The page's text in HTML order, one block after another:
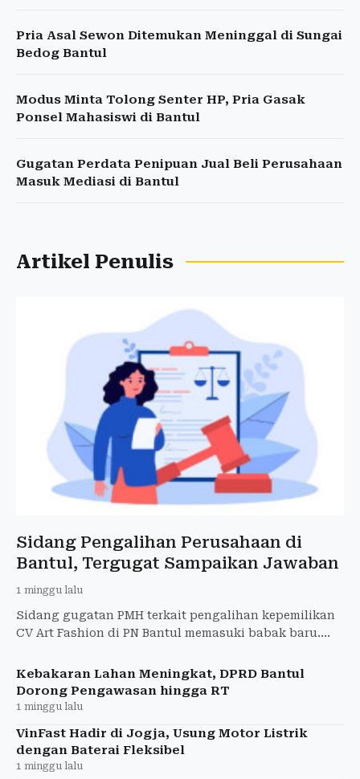
Pria Asal Sewon Ditemukan Meninggal di Sungai
Bedog Bantul
Modus Minta Tolong Senter HP, Pria Gasak
Ponsel Mahasiswi di Bantul
Gugatan Perdata Penipuan Jual Beli Perusahaan
Masuk Mediasi di Bantul
Artikel Penulis
Sidang Pengalihan Perusahaan di
Bantul, Tergugat Sampaikan Jawaban
1 minggu lalu
Sidang gugatan PMH terkait pengalihan kepemilikan
CV Art Fashion di PN Bantul memasuki babak baru.
mengajukan gugatan.
Kebakaran Lahan Meningkat, DPRD Bantul
Dorong Pengawasan hingga RT
1 minggu lalu
VinFast Hadir di Jogja, Usung Motor Listrik
dengan Baterai Fleksibel
1 minggu lalu